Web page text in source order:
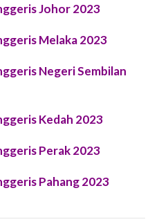
Johor 2023
Melaka 2023
Negeri Sembilan
Kedah 2023
Perak 2023
Pahang 2023